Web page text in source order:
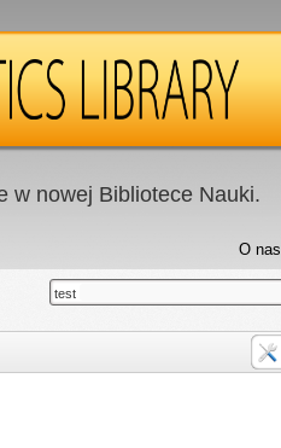
w nowej Bibliotece Nauki.
O nas
test